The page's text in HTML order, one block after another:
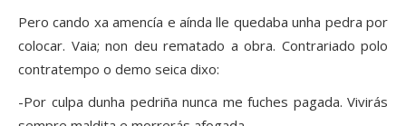
Pero cando xa amencía e aínda lle quedaba unha pedra por
colocar. Vaia; non deu rematado a obra. Contrariado polo
contratempo o demo seica dixo:
-Por culpa dunha pedriña nunca me fuches pagada. Vivirás